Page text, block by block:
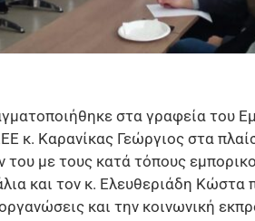
στα γραφεία του
κ. Καρανίκας Γεώργιος στα
με τους κατά τόπους
και τον κ. Ελευθεριάδη Κώστα
και την κοινωνική